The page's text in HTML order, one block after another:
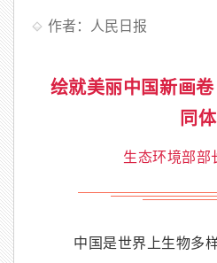
作者：人民日报
绘就美丽中国新画
同体
生态环境部部
中国是世界上生物多